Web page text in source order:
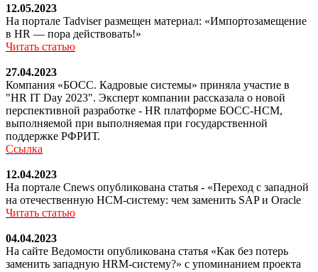
12.05.2023
На портале Tadviser размещен материал: «Импортозамещение
в HR — пора действовать!»
Читать статью
27.04.2023
Компания «БОСС. Кадровые системы» приняла участие в
"HR IT Day 2023". Эксперт компании рассказала о новой
перспективной разработке - HR платформе БОСС-HCM,
выполняемой при выполняемая при государственной
поддержке РФРИТ.
Ссылка
12.04.2023
На портале Сnews опубликована статья - «Переход с западной
на отечественную НСМ-систему: чем заменить SAP и Oracle
Читать статью
04.04.2023
На сайте Ведомости опубликована статья «Как без потерь
заменить западную HRM-систему?» с упоминанием проекта